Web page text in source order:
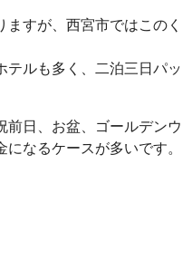
すが、西宮市ではこのく
テルも多く、二泊三日パッ
前日、お盆、ゴールデンウ
なるケースが多いです。